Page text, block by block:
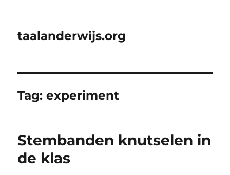
taalanderwijs.org
Tag:experiment
Stembanden knutselen in
de klas